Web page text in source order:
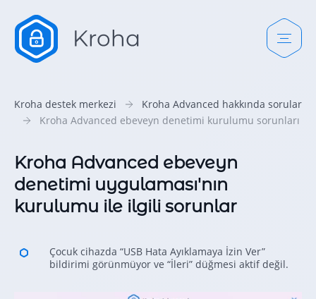
Kroha destek merkezi
Kroha Advanced hakkında sorular
Kroha Advanced ebeveyn denetimi kurulumu sorunları
Kroha Advanced ebeveyn
denetimi uygulaması'nın
kurulumu ile ilgili sorunlar
Çocuk cihazda “USB Hata Ayıklamaya İzin Ver”
bildirimi görünmüyor ve “İleri” düğmesi aktif değil.